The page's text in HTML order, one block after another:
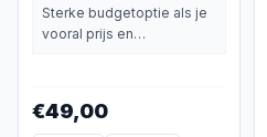
Sterke budgetoptie als je
vooral prijs en
€49,00